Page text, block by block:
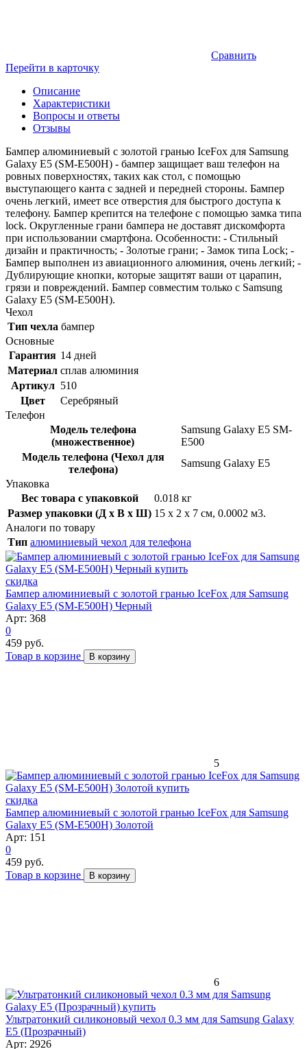
Сравнить
Перейти в карточку
Описание
Характеристики
Вопросы и ответы
Отзывы
Бампер алюминиевый с золотой гранью IceFox для Samsung
Galaxy E5 (SM-E500H) - бампер защищает ваш телефон на
ровных поверхностях, таких как стол, с помощью
выступающего канта с задней и передней стороны. Бампер
очень легкий, имеет все отверстия для быстрого доступа к
телефону. Бампер крепится на телефоне с помощью замка типа
lock. Округленные грани бампера не доставят дискомфорта
при использовании смартфона. Особенности: - Стильный
дизайн и практичность; - Золотые грани; - Замок типа Lock; -
Бампер выполнен из авиационного алюминия, очень легкий; -
Дублирующие кнопки, которые защитят ваши от царапин,
грязи и повреждений. Бампер совместим только с Samsung
Galaxy E5 (SM-E500H).
Чехол
Тип чехла бампер
Основные
Гарантия 14 дней
Материал сплав алюминия
Артикул 510
Цвет
Серебряный
Телефон
Модель телефона
(множественное)
Samsung Galaxy E5 SM-
E500
Модель телефона (Чехол для
телефона)
Samsung Galaxy E5
Упаковка
Вес товара с упаковкой
0.018 кг
Размер упаковки (Д x В x Ш) 15 x 2 x 7 см, 0.0002 м3.
Аналоги по товару
Тип алюминиевый чехол для телефона
скидка
Бампер алюминиевый с золотой гранью IceFox для Samsung
Galaxy E5 (SM-E500H) Черный
Арт: 368
0
459 руб.
Товар в корзине
В корзину
5
скидка
Бампер алюминиевый с золотой гранью IceFox для Samsung
Galaxy E5 (SM-E500H) Золотой
Арт: 151
0
459 руб.
Товар в корзине
В корзину
6
Ультратонкий силиконовый чехол 0.3 мм для Samsung Galaxy
E5 (Прозрачный)
Арт: 2926